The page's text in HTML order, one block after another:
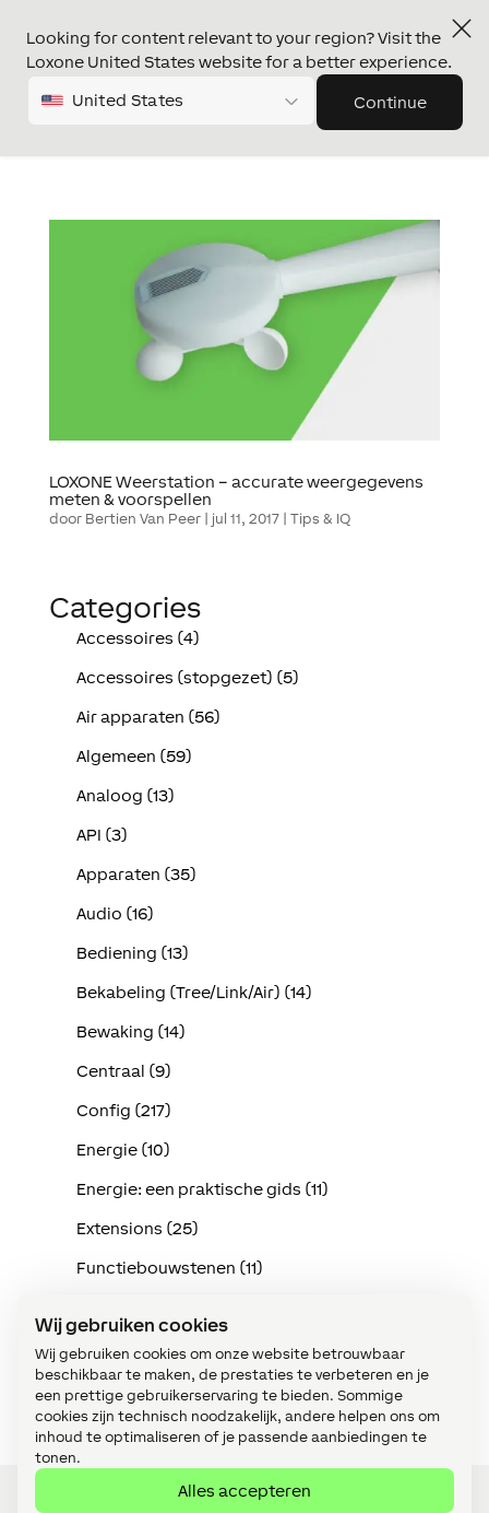
Wij gebruiken cookies
Wij gebruiken cookies om onze website betrouwbaar
beschikbaar te maken, de prestaties te verbeteren en je
een prettige gebruikerservaring te bieden. Sommige
cookies zijn technisch noodzakelijk, andere helpen ons om
inhoud te optimaliseren of je passende aanbiedingen te
tonen.
Alles accepteren
Looking for content relevant to your region? Visit the
Loxone United States website for a better experience.
United States Continue
LOXONE Weerstation – accurate weergegevens
meten & voorspellen
door Bertien Van Peer| jul 11, 2017| Tips & IQ
Categories
Accessoires (4)
Accessoires (stopgezet) (5)
Air apparaten (56)
Algemeen (59)
Analoog (13)
API (3)
Apparaten (35)
Audio (16)
Bediening (13)
Bekabeling (Tree/Link/Air) (14)
Bewaking (14)
Centraal (9)
Config (217)
Energie (10)
Energie: een praktische gids (11)
Extensions (25)
Functiebouwstenen (11)
Intercom (3)
Klimaat (15)